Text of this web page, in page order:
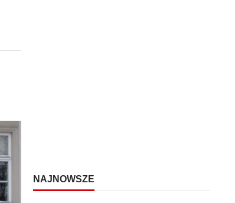
NAJNOWSZE